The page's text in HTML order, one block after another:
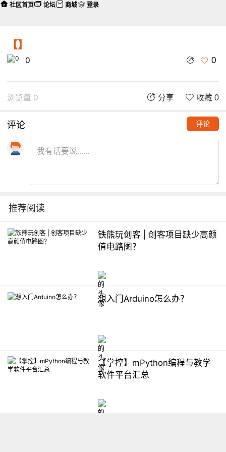
【】
0 0
浏览量 0 分享 收藏 0
评论 评论
推荐阅读
铁熊玩创客 | 创客项目缺少高颜
值电路图？
想入门Arduino怎么办？
【掌控】mPython编程与教学
软件平台汇总
社区首页 论坛 商城 登录